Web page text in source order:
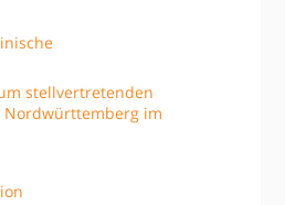
stellvertretenden
Nordwürttemberg im